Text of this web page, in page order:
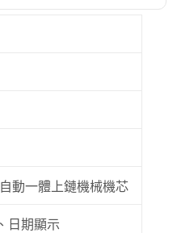
動一體上鏈機械機芯
日期顯示